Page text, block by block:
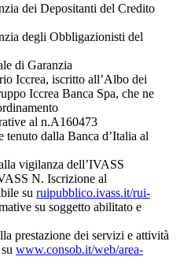
dei Depositanti del Credito
degli Obbligazionisti del
di Garanzia
Iccrea, iscritto all’Albo dei
Iccrea Banca Spa, che ne
al n.A160473
tenuto dalla Banca d’Italia al
vigilanza dell’IVASS
N. Iscrizione al
su ruipubblico.ivass.it/rui-
su soggetto abilitato e
prestazione dei servizi e attività
www.consob.it/web/area-